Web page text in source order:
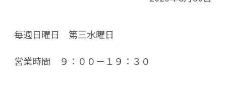
毎週日曜日 第三水曜日
営業時間 ９：００ー１９：３０